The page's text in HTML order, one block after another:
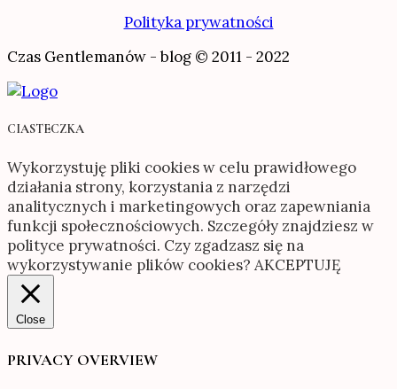
Polityka prywatności
Czas Gentlemanów - blog © 2011 - 2022
CIASTECZKA
Wykorzystuję pliki cookies w celu prawidłowego
działania strony, korzystania z narzędzi
analitycznych i marketingowych oraz zapewniania
funkcji społecznościowych. Szczegóły znajdziesz w
polityce prywatności. Czy zgadzasz się na
wykorzystywanie plików cookies? AKCEPTUJĘ
Close
PRIVACY OVERVIEW